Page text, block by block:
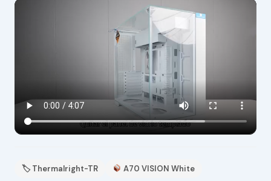
🏷 Thermalright-TR A70 VISION White